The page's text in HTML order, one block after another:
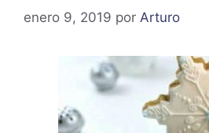
enero 9, 2019 por Arturo